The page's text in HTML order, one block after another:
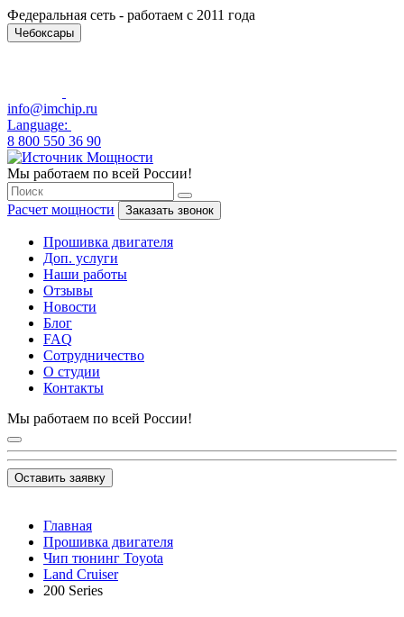
Федеральная сеть - работаем с 2011 года
Чебоксары
info@imchip.ru
Language:
8 800 550 36 90
Мы работаем по всей России!
Расчет мощности Заказать звонок
Прошивка двигателя
Доп. услуги
Наши работы
Отзывы
Новости
Блог
FAQ
Сотрудничество
О студии
Контакты
Мы работаем по всей России!
Оставить заявку
Главная
Прошивка двигателя
Чип тюнинг Toyota
Land Cruiser
200 Series